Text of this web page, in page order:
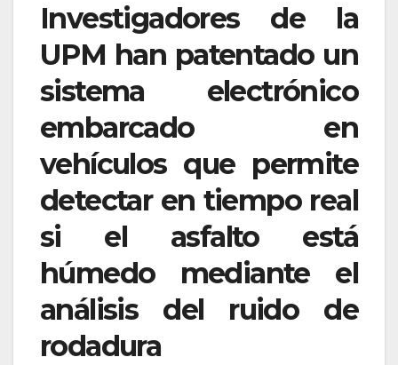
Investigadores de la
UPM han patentado un
sistema electrónico
embarcado en
vehículos que permite
detectar en tiempo real
si el asfalto está
húmedo mediante el
análisis del ruido de
rodadura